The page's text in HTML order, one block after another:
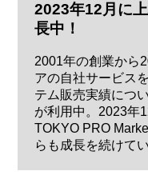
2023年12月に
長中！
2001年の創業から
アの自社サービス
テム販売実績につ
が利用中。2023年
TOKYO PRO
らも成長を続けて